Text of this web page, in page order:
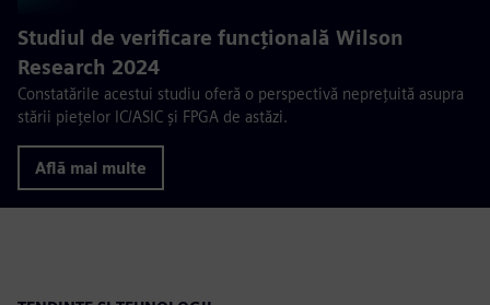
Studiul de verificare funcțională Wilson
Research 2024
Constatările acestui studiu oferă o perspectivă neprețuită asupra
stării piețelor IC/ASIC și FPGA de astăzi.
Află mai multe